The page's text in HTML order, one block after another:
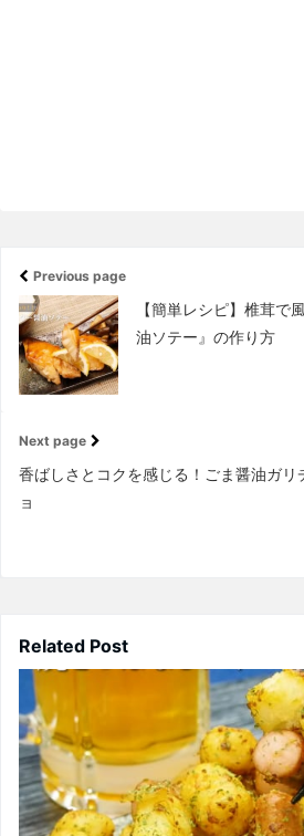
Previous page
【簡単レシピ】椎茸で
油ソテー』の作り方
Next page
香ばしさとコクを感じる！ごま醤油ガリ
ョ
Related Post